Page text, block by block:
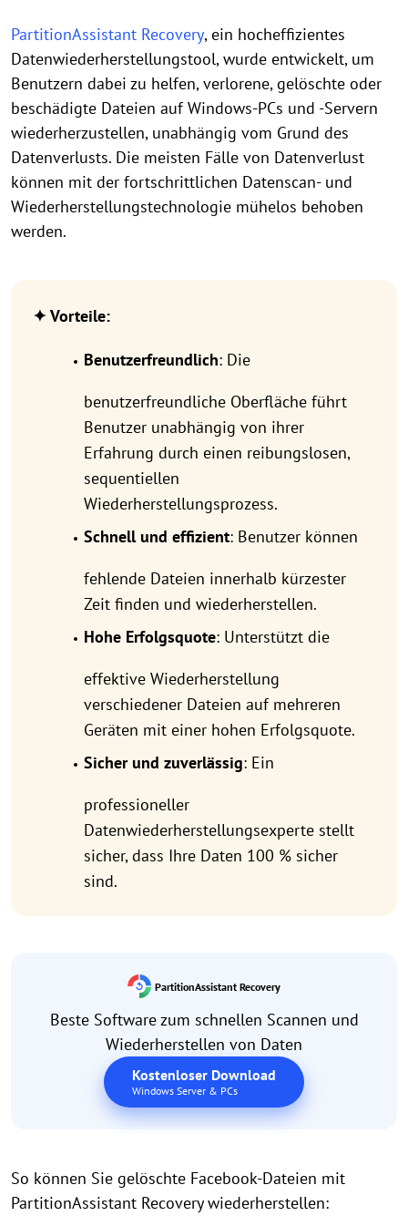
PartitionAssistant Recovery, ein hocheffizientes
Datenwiederherstellungstool, wurde entwickelt, um
Benutzern dabei zu helfen, verlorene, gelöschte oder
beschädigte Dateien auf Windows-PCs und -Servern
wiederherzustellen, unabhängig vom Grund des
Datenverlusts. Die meisten Fälle von Datenverlust
können mit der fortschrittlichen Datenscan- und
Wiederherstellungstechnologie mühelos behoben
werden.
✦ Vorteile:
Benutzerfreundlich: Die
benutzerfreundliche Oberfläche führt
Benutzer unabhängig von ihrer
Erfahrung durch einen reibungslosen,
sequentiellen
Wiederherstellungsprozess.
Schnell und effizient: Benutzer können
fehlende Dateien innerhalb kürzester
Zeit finden und wiederherstellen.
Hohe Erfolgsquote: Unterstützt die
effektive Wiederherstellung
verschiedener Dateien auf mehreren
Geräten mit einer hohen Erfolgsquote.
Sicher und zuverlässig: Ein
professioneller
Datenwiederherstellungsexperte stellt
sicher, dass Ihre Daten 100 % sicher
sind.
PartitionAssistant Recovery
Beste Software zum schnellen Scannen und
Wiederherstellen von Daten
Kostenloser Download
Windows Server & PCs
So können Sie gelöschte Facebook-Dateien mit
PartitionAssistant Recovery wiederherstellen: